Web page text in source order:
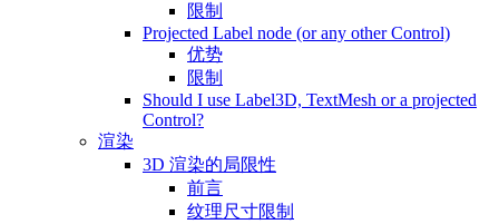
限制
Projected Label node (or any other Control)
优势
限制
Should I use Label3D, TextMesh or a projected
Control?
渲染
3D 渲染的局限性
前言
纹理尺寸限制